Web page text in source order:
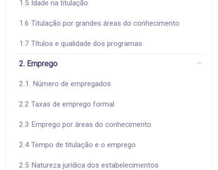
1.5 Idade na titulação
1.6 Titulação por grandes áreas do conhecimento
1.7 Títulos e qualidade dos programas
2. Emprego
2.1. Número de empregados
2.2 Taxas de emprego formal
2.3 Emprego por áreas do conhecimento
2.4 Tempo de titulação e o emprego
2.5 Natureza jurídica dos estabelecimentos